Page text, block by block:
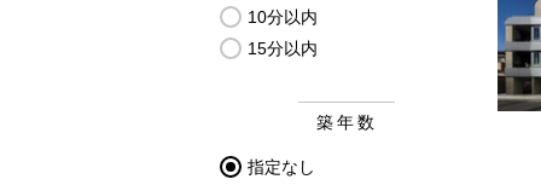
10分以内
15分以内
築年数
指定なし